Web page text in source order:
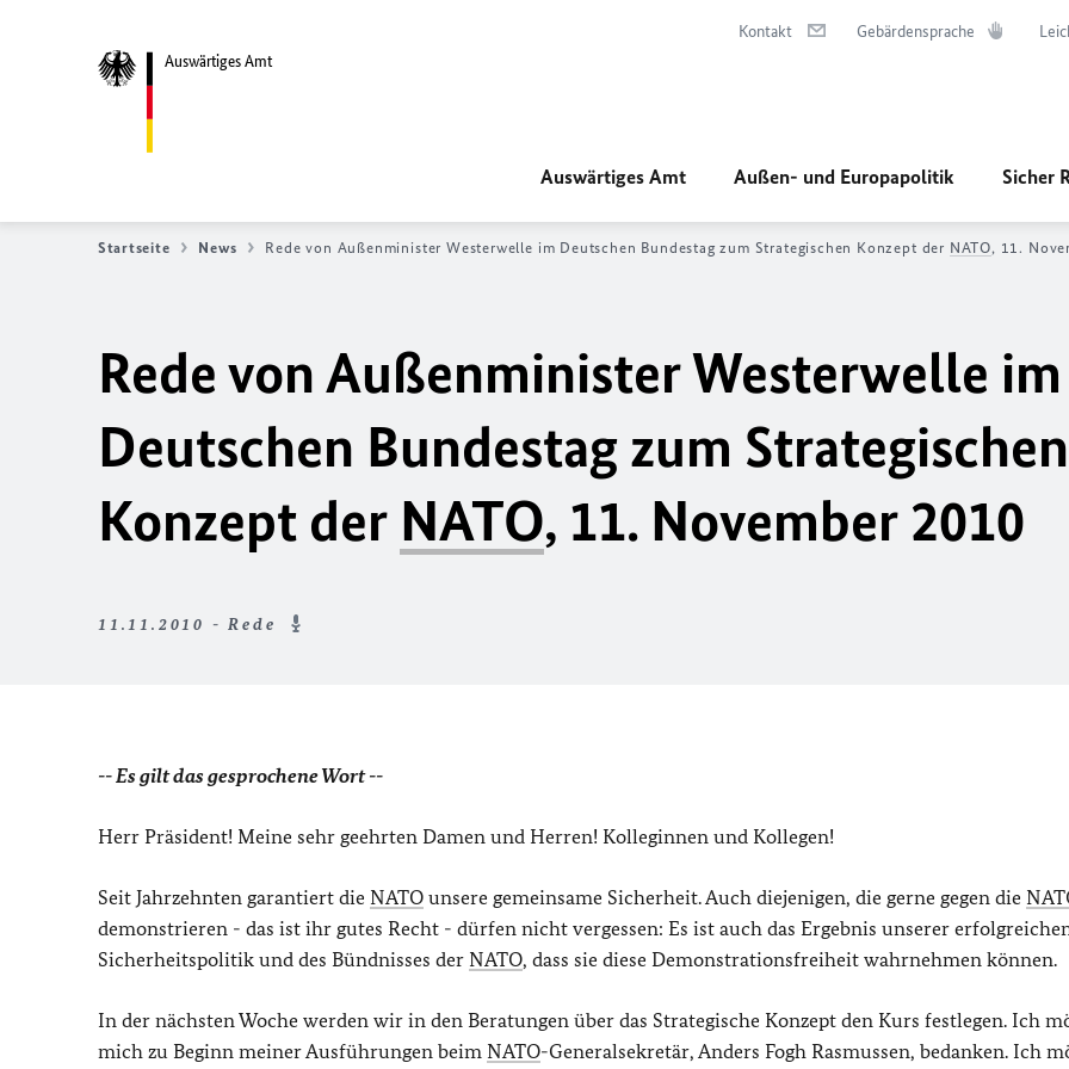
Auswärtiges Amt
Kontakt Gebärdensprache
Auswärtiges Amt Außen- und Europapolitik Sicher
Startseite News Rede von Außenminister Westerwelle im Deutschen Bundestag zum Strategischen Konzept der NATO, 11.
Rede von Außenminister Westerwelle im
Deutschen Bundestag zum Strategischen
Konzept der NATO, 11. November 2010
11.11.2010 - Rede
-- Es gilt das gesprochene Wort --
Herr Präsident! Meine sehr geehrten Damen und Herren! Kolleginnen und Kollegen!
Seit Jahrzehnten garantiert die NATO unsere gemeinsame Sicherheit. Auch diejenigen, die gerne gegen die
demonstrieren - das ist ihr gutes Recht - dürfen nicht vergessen: Es ist auch das Ergebnis unserer
Sicherheitspolitik und des Bündnisses der NATO, dass sie diese Demonstrationsfreiheit wahrnehmen können.
In der nächsten Woche werden wir in den Beratungen über das Strategische Konzept den Kurs festlegen. Ich
mich zu Beginn meiner Ausführungen beim NATO-Generalsekretär, Anders Fogh Rasmussen, bedanken. Ich